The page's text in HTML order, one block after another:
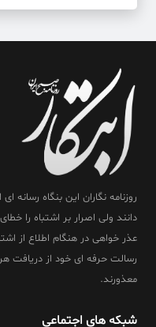
روزنامه نگاران این بنگاه
دانند ولی اصرار بر اشتباه را
عذر خواهی در هنگام اطلاع از
رسالت حرفه ای خود از دریافت
معذورند.
شبکه های اجتماعی